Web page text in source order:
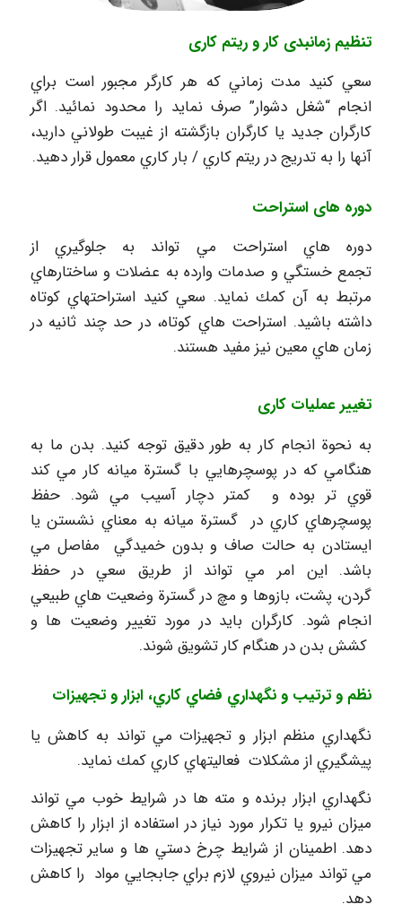
تنظيم زمانبدی كار و ريتم كاری
سعي كنيد مدت زماني كه هر كارگر مجبور است براي
انجام “شغل دشوار” صرف نمايد را محدود نمائيد. اگر
كارگران جديد يا كارگران بازگشته از غيبت طولاني داريد،
آنها را به تدريج در ريتم كاري / بار كاري معمول قرار دهيد.
دوره های استراحت
دوره هاي استراحت مي تواند به جلوگيري از
تجمع خستگي و صدمات وارده به عضلات و ساختارهاي
مرتبط به آن كمك نمايد. سعي كنيد استراحتهاي كوتاه
داشته باشيد. استراحت هاي كوتاه، در حد چند ثانيه در
زمان هاي معين نيز مفيد هستند.
تغيير عمليات کاری
به نحوة انجام كار به طور دقيق توجه كنيد. بدن ما به
هنگامي كه در پوسچرهايي با گسترة ميانه كار مي كند
قوي تر بوده و كمتر دچار آسيب مي شود. حفظ
پوسچرهاي كاري در گسترة ميانه به معناي نشستن يا
ايستادن به حالت صاف و بدون خميدگي مفاصل مي
باشد. اين امر مي تواند از طريق سعي در حفظ
گردن، پشت، بازوها و مچ در گسترة وضعيت هاي طبيعي
انجام شود. كارگران بايد در مورد تغيير وضعيت ها و
كشش بدن در هنگام كار تشويق شوند.
نظم و ترتيب و نگهداري فضاي كاري، ابزار و تجهيزات
نگهداري منظم ابزار و تجهيزات مي تواند به كاهش يا
پيشگيري از مشكلات فعاليتهاي كاري كمك نمايد.
نگهداري ابزار برنده و مته ها در شرايط خوب مي تواند
ميزان نيرو يا تكرار مورد نياز در استفاده از ابزار را كاهش
دهد. اطمينان از شرايط چرخ دستي ها و ساير تجهيزات
مي تواند ميزان نيروي لازم براي جابجايي مواد را كاهش
دهد.